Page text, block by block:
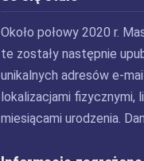
Około połowy 2020 r.
te zostały następnie
unikalnych adresów e-
lokalizacjami fizycznymi,
miesiącami urodzenia.